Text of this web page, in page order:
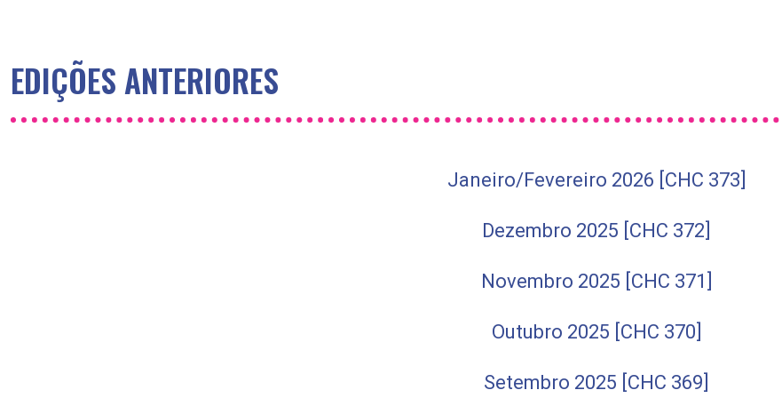
EDIÇÕES ANTERIORES
Janeiro/Fevereiro 2026 [CHC 373]
Dezembro 2025 [CHC 372]
Novembro 2025 [CHC 371]
Outubro 2025 [CHC 370]
Setembro 2025 [CHC 369]